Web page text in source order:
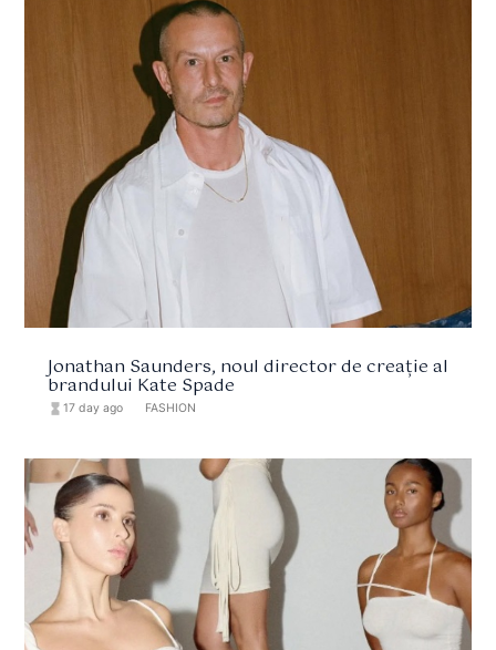
Jonathan Saunders, noul director de creație al
brandului Kate Spade
hourglass_full 17 day ago FASHION